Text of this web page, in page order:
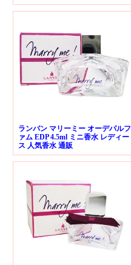
ランバン マリーミー オーデパルフ
ァム EDP 4.5ml ミニ香水 レディー
ス 人気香水 通販